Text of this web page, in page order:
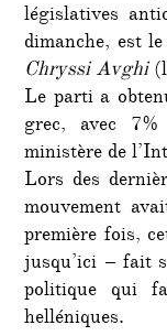
législatives
dimanche, est
Chryssi Avghi
Le parti a
grec, avec
ministère de
Lors des
mouvement
première fois,
jusqu’ici – fait
politique qui
helléniques.